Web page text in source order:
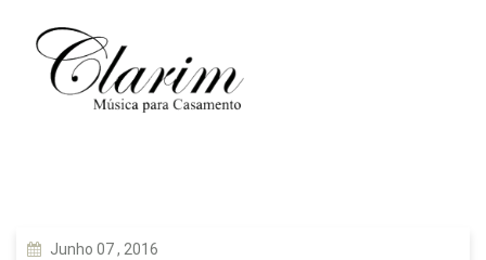
Junho 07 , 2016